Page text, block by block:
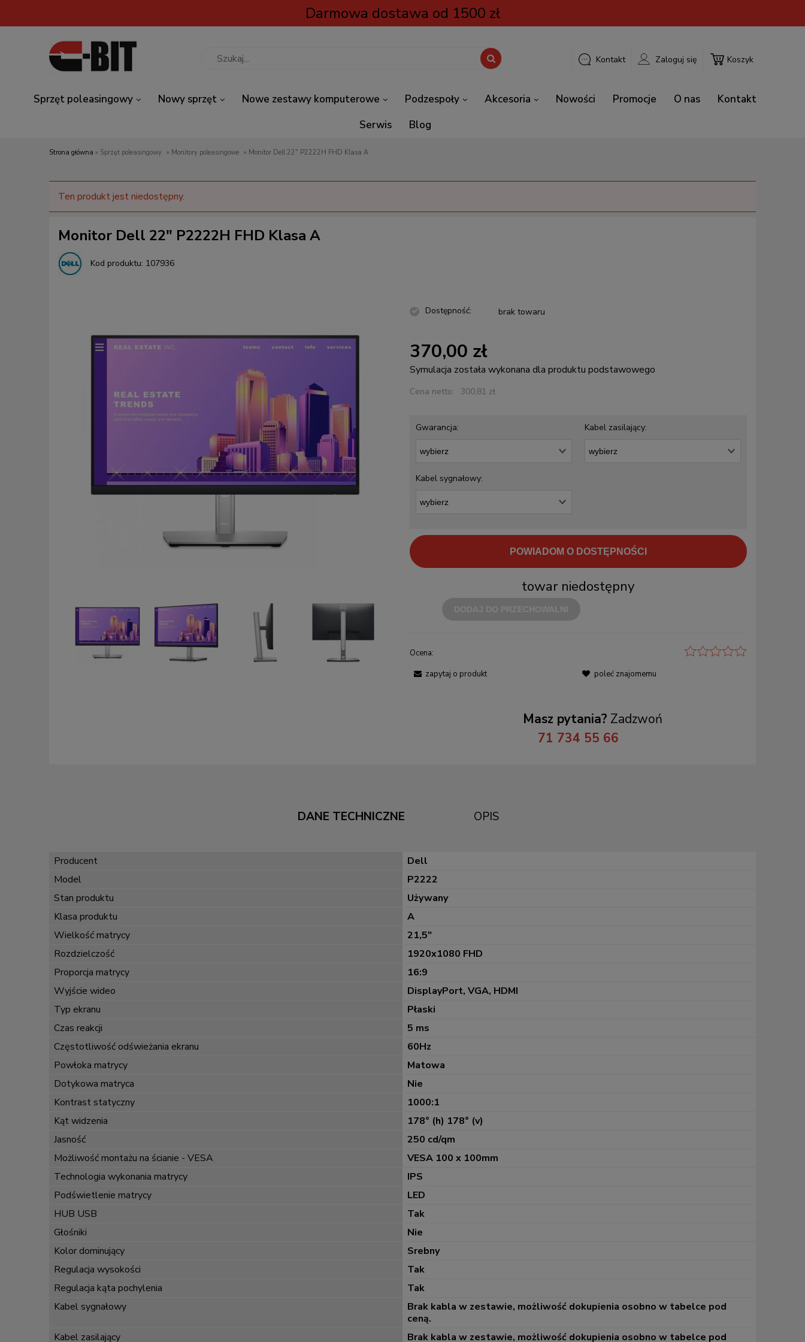
Darmowa dostawa od 1500 zł
Koszyk
Kontakt Zaloguj się
Sprzęt poleasingowy Nowy sprzęt Nowe zestawy komputerowe Podzespoły Akcesoria Nowości Promocje O nas
Kontakt
Serwis
Blog
Strona główna » Sprzęt poleasingowy » Monitory poleasingowe » Monitor Dell 22" P2222H FHD Klasa A
Ten produkt jest niedostępny.
Monitor Dell 22" P2222H FHD Klasa A
Kod produktu: 107936
Dostępność: brak towaru
370,00 zł
Symulacja została wykonana dla produktu podstawowego
Cena netto: 300,81 zł
Gwarancja: Kabel zasilający:
Kabel sygnałowy:
POWIADOM O DOSTĘPNOŚCI
towar niedostępny
Ocena:
zapytaj o produkt
poleć znajomemu
Masz pytania? Zadzwoń
71 734 55 66
DANE TECHNICZNE OPIS
Producent
Dell
Model
P2222
Stan produktu
Używany
Klasa produktu
A
Wielkość matrycy
21,5"
Rozdzielczość
1920x1080 FHD
Proporcja matrycy
16:9
Wyjście wideo
DisplayPort, VGA, HDMI
Typ ekranu
Płaski
Czas reakcji
5 ms
Częstotliwość odświeżania ekranu
60Hz
Powłoka matrycy
Matowa
Dotykowa matryca
Nie
Kontrast statyczny
1000:1
Kąt widzenia
178° (h) 178° (v)
Jasność
250 cd/qm
Możliwość montażu na ścianie - VESA
VESA 100 x 100mm
Technologia wykonania matrycy
IPS
Podświetlenie matrycy
LED
HUB USB
Tak
Głośniki
Nie
Kolor dominujący
Srebny
Regulacja wysokości
Tak
Regulacja kąta pochylenia
Tak
Kabel sygnałowy
Brak kabla w zestawie, możliwość dokupienia osobno w tabelce pod
ceną.
Kabel zasilający
Brak kabla w zestawie, możliwość dokupienia osobno w tabelce pod